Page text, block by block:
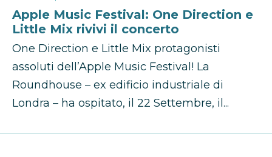
Apple Music Festival: One Direction e
Little Mix rivivi il concerto
One Direction e Little Mix protagonisti
assoluti dell’Apple Music Festival! La
Roundhouse – ex edificio industriale di
Londra – ha ospitato, il 22 Settembre, il...